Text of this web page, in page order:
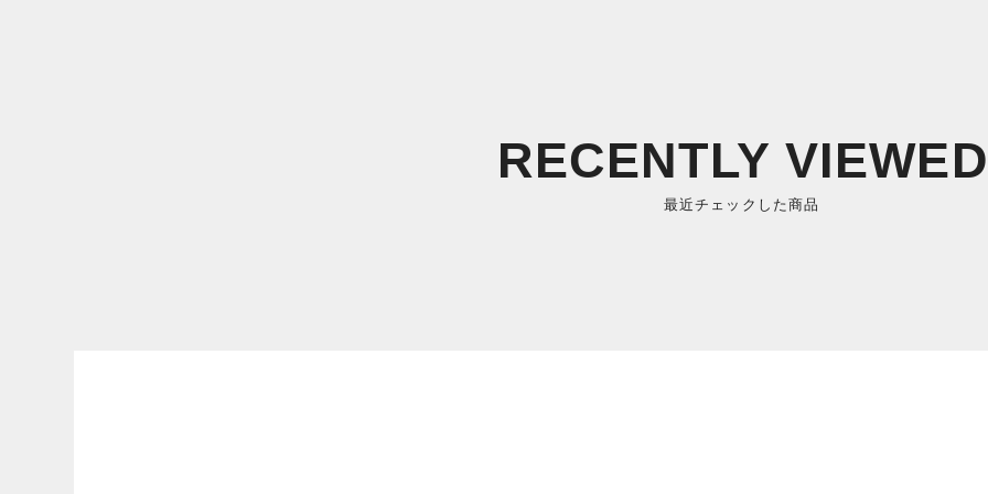
RECENTLY VIEWED
最近チェックした商品